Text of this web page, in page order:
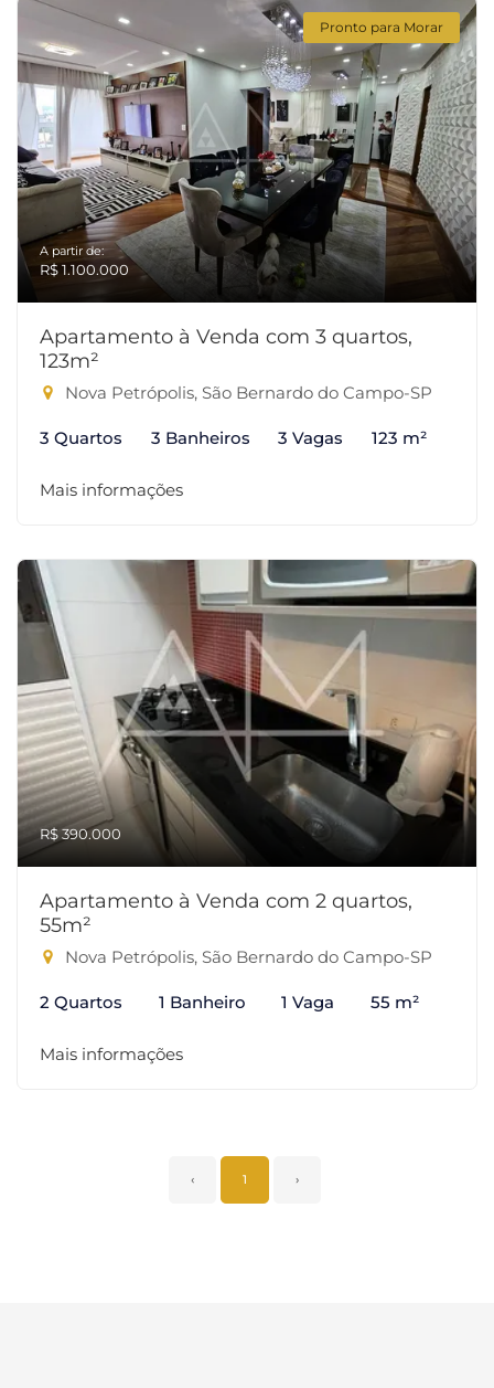
Pronto para Morar
A partir de:
R$ 1.100.000
Apartamento à Venda com 3 quartos,
123m²
Nova Petrópolis, São Bernardo do Campo-SP
3 Quartos 3 Banheiros 3 Vagas 123 m²
Mais informações
R$ 390.000
Apartamento à Venda com 2 quartos,
55m²
Nova Petrópolis, São Bernardo do Campo-SP
2 Quartos 1 Banheiro 1 Vaga 55 m²
Mais informações
‹ 1 ›